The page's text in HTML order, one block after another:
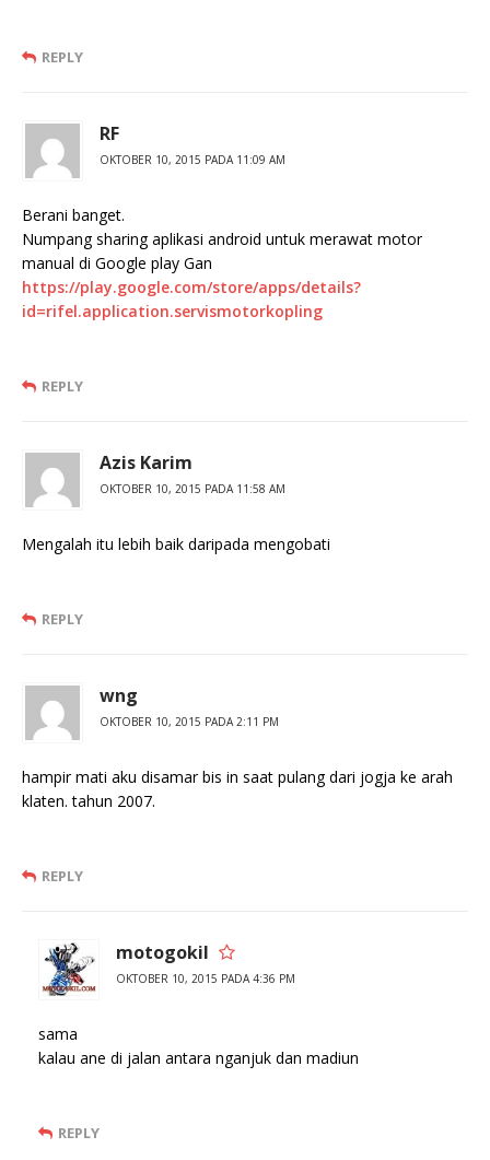
REPLY
RF
OKTOBER 10, 2015 PADA 11:09 AM
Berani banget.
Numpang sharing aplikasi android untuk merawat motor
manual di Google play Gan
https://play.google.com/store/apps/details?
id=rifel.application.servismotorkopling
REPLY
Azis Karim
OKTOBER 10, 2015 PADA 11:58 AM
Mengalah itu lebih baik daripada mengobati
REPLY
wng
OKTOBER 10, 2015 PADA 2:11 PM
hampir mati aku disamar bis in saat pulang dari jogja ke arah
klaten. tahun 2007.
REPLY
motogokil
OKTOBER 10, 2015 PADA 4:36 PM
sama
kalau ane di jalan antara nganjuk dan madiun
REPLY